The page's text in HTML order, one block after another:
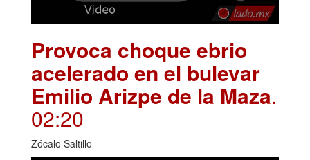
Provoca choque ebrio
acelerado en el bulevar
Emilio Arizpe de la Maza.
02:20
Zócalo Saltillo